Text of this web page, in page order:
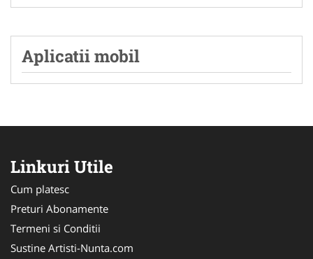
Aplicatii mobil
Linkuri Utile
Cum platesc
Preturi Abonamente
Termeni si Conditii
Sustine Artisti-Nunta.com